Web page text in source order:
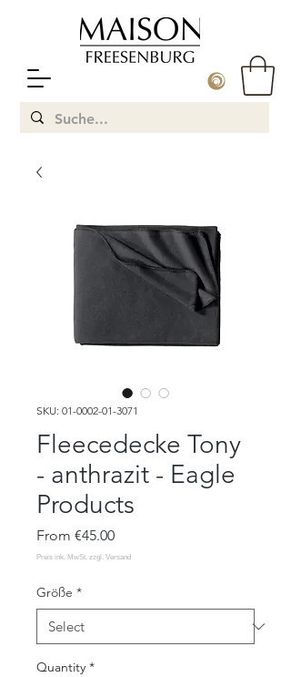
SKU: 01-0002-01-3071
Fleecedecke Tony
- anthrazit - Eagle
Products
From €45.00Sale
Price
Größe *
Quantity *